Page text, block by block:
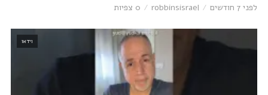
לפני 7 חודשים robbinsisrael 0 צפיות
וידאו